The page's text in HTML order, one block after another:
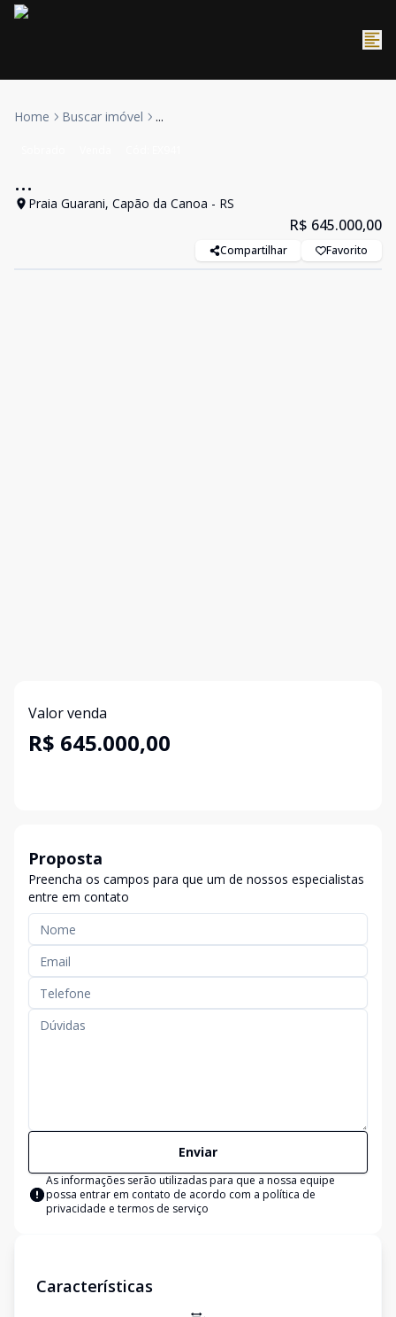
Home Buscar imóvel ...
...
Praia Guarani, Capão da Canoa - RS
R$ 645.000,00
Compartilhar Favorito
Valor venda
R$ 645.000,00
Proposta
Preencha os campos para que um de nossos especialistas
entre em contato
Enviar
As informações serão utilizadas para que a nossa equipe
possa entrar em contato de acordo com a política de
privacidade e termos de serviço
Características